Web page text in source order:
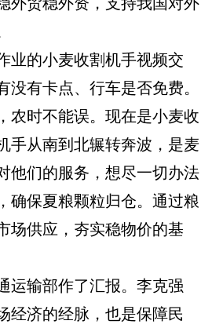
的小麦收割机手视频交
有卡点、行车是否免费。
农时不能误。现在是小麦收
手从南到北辗转奔波，是麦
他们的服务，想尽一切办法
确保夏粮颗粒归仓。通过粮
场供应，夯实稳物价的基
输部作了汇报。李克强
经济的经脉，也是保障民